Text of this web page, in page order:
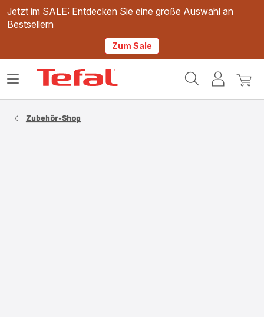
Jetzt im SALE: Entdecken Sie eine große Auswahl an
Bestsellern
Zum Sale
Mein
Mein
Das
Zubehör-Shop